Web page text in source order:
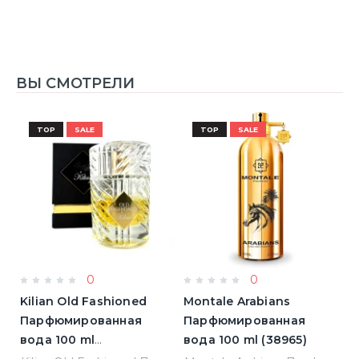
ВЫ СМОТРЕЛИ
TOP SALE
0
Kilian Old Fashioned
Парфюмированная
вода 100 ml
TOP SALE
0
Montale Arabians
Парфюмированная
вода 100 ml (38965)